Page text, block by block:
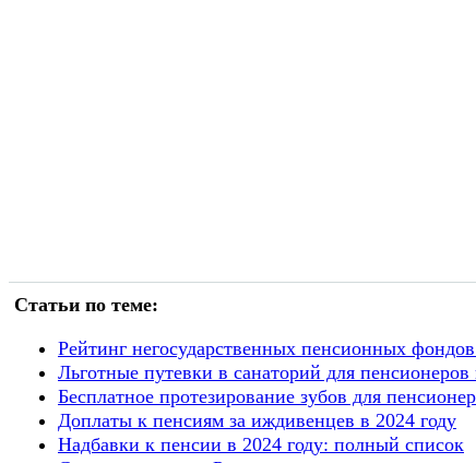
Статьи по теме:
Рейтинг негосударственных пенсионных
Льготные путевки в санаторий для
Бесплатное протезирование зубов для
Доплаты к пенсиям за иждивенцев в 2024 году
Надбавки к пенсии в 2024 году: полный список